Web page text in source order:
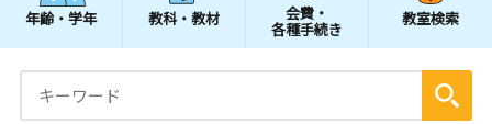
年齢・学年 教科・教材 会費・
各種手続き
教室検索